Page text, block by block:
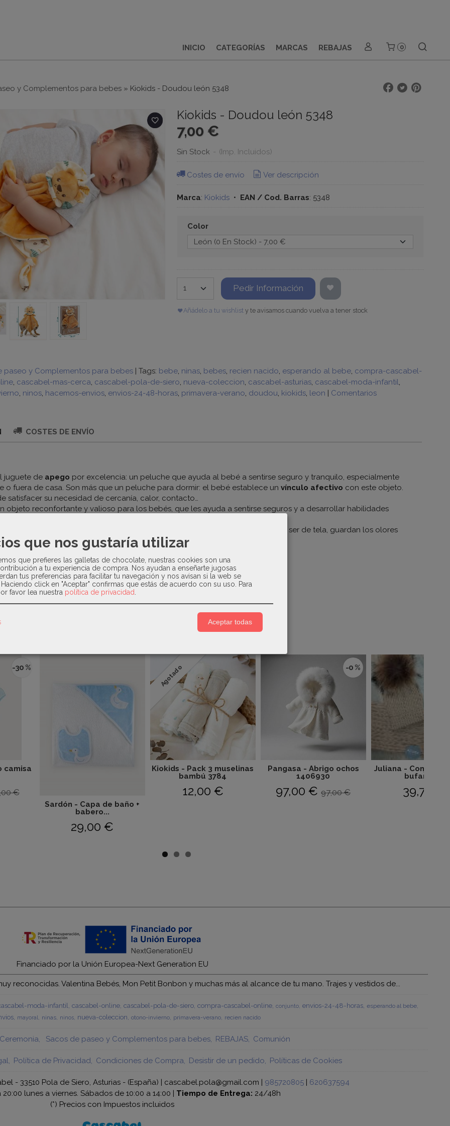
INICIO CATEGORÍAS MARCAS REBAJAS 0
y Complementos para bebes» Kiokids - Doudou león 5348
Kiokids - Doudou león 5348
7,00 €
Sin Stock - (Imp. Incluidos)
Costes de envío Ver descripción
Marca: Kiokids• EAN / Cod. Barras: 5348
Color
Pedir Información
Añádelo a tu wishlist y te avisamos cuando vuelva a tener stock
paseo y Complementos para bebes| Tags: bebe ninas bebes recien nacido esperando al bebe compra-cascabel-
cascabel-mas-cerca cascabel-pola-de-siero nueva-coleccion cascabel-asturias cascabel-moda-infantil
ninos hacemos-envios envios-24-48-horas primavera-verano doudou kiokids leon | Comentarios
COSTES DE ENVÍO
juguete de apego por excelencia: un peluche que ayuda al bebé a sentirse seguro y tranquilo, especialmente
o fuera de casa. Son más que un peluche para dormir: el bebé establece unvínculo afectivo con este objeto.
satisfacer su necesidad de cercanía, calor, contacto…
objeto reconfortante y valioso para los bebés, que les ayuda a sentirse seguros y a desarrollar habilidades
al exterior se traerá seguridad al llevarse una parte de su mundo particular, y al ser de tela, guardan los olores
del francés "doux", que significa suave?
a partir de +0 meses.
-30 %
camisa
€
Sardón - Capa de baño +
babero...
29,00 €
Agotado
Kiokids - Pack 3 muselinas
bambú 3784
12,00 €
-0 %
Pangasa - Abrigo ochos
1406930
97,00 €97,00 €
Juliana - Conjunto
bufanda...
39,70 €
Financiado por la Unión Europea-Next Generation EU
reconocidas. Valentina Bebés, Mon Petit Bonbon y muchas más al alcance de tu mano. Trajes y vestidos de...
moda-infantil cascabel-online cascabel-pola-de-siero compra-cascabel-online conjunto envios-24-48-horas esperando al bebe
mayoral ninas ninos nueva-coleccion otono-invierno primavera-verano recien nacido
Ceremonia Sacos de paseo y Complementos para bebes REBAJAS Comunión
Política de Privacidad Condiciones de Compra Desistir de un pedido Políticas de Cookies
- 33510 Pola de Siero, Asturias - (España) | cascabel.pola@gmail.com | 985720805| 620637594
20:00 lunes a viernes. Sábados de 10:00 a 14:00 | Tiempo de Entrega: 24/48h
(*) Precios con Impuestos incluidos
que nos gustaría utilizar
que prefieres las galletas de chocolate, nuestras cookies son una
a tu experiencia de compra. Nos ayudan a enseñarte jugosas
tus preferencias para facilitar tu navegación y nos avisan si la web se
click en "Aceptar" confirmas que estás de acuerdo con su uso.
Para
favor lea nuestra política de privacidad
Aceptar todas